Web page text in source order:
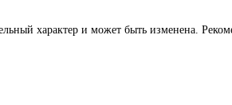
характер и может быть изменена.